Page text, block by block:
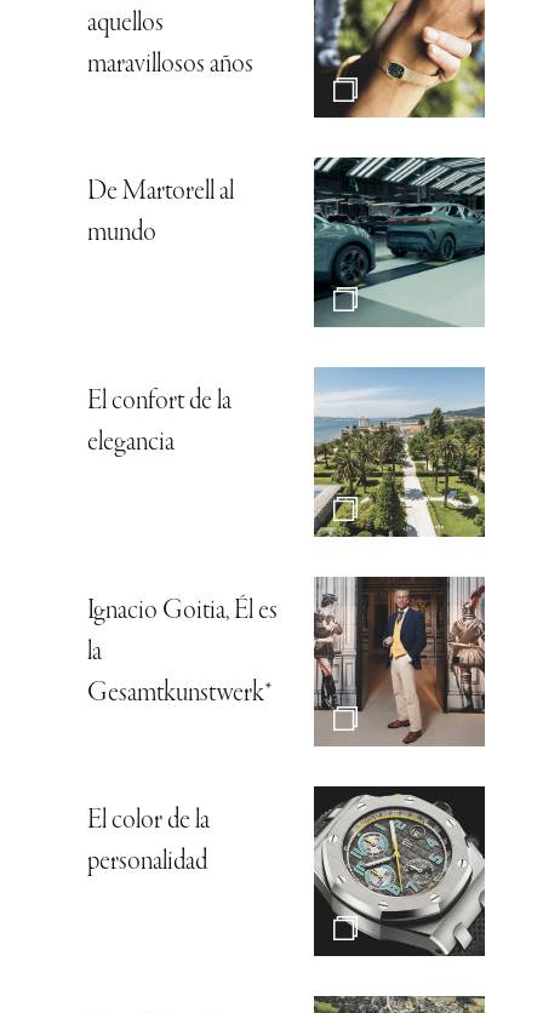
aquellos
maravillosos años
De Martorell al
mundo
El confort de la
elegancia
Ignacio Goitia, Él es
la
Gesamtkunstwerk*
El color de la
personalidad